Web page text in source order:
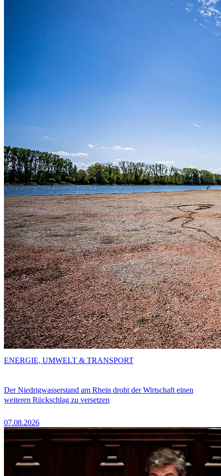
Der Niedrigwasserstand am Rhein droht der Wirtschaft einen
weiteren Rückschlag zu versetzen
07.08.2026
ENERGIE, UMWELT & TRANSPORT